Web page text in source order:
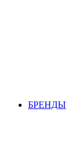
БРЕНДЫ